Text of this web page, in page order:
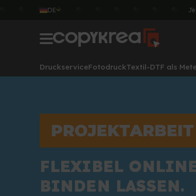
DE
DruckserviceFotodruckTextil-DTF als
FLEXIBEL
BINDEN LASSEN.